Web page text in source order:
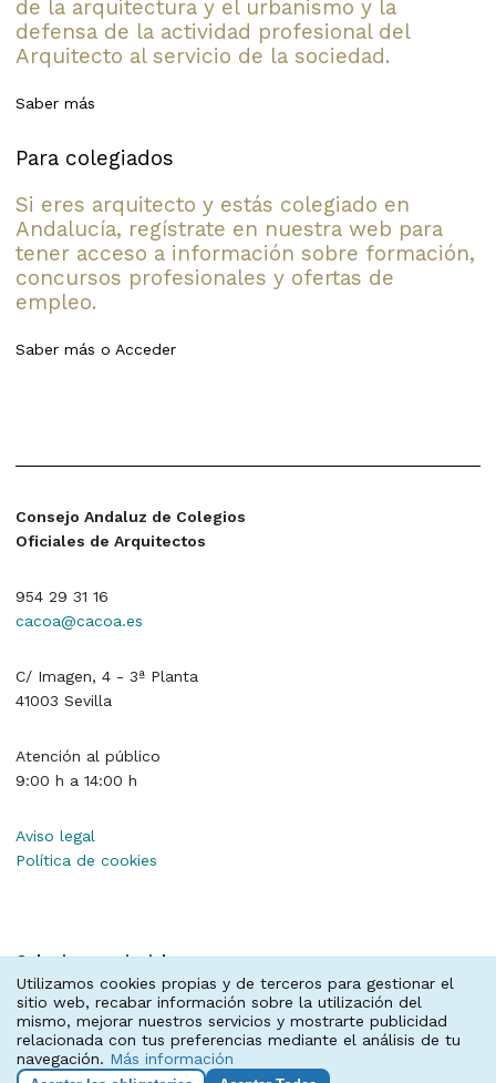
de la arquitectura y el urbanismo y la
defensa de la actividad profesional del
Arquitecto al servicio de la sociedad.
Saber más
Para colegiados
Si eres arquitecto y estás colegiado en
Andalucía, regístrate en nuestra web para
tener acceso a información sobre formación,
concursos profesionales y ofertas de
empleo.
Saber más o Acceder
Consejo Andaluz de Colegios
Oficiales de Arquitectos
954 29 31 16
cacoa@cacoa.es
C/ Imagen, 4 - 3ª Planta
41003 Sevilla
Atención al público
9:00 h a 14:00 h
Aviso legal
Política de cookies
Colegios provinciales
Almería,Cádiz,Córdoba,Granada,Huelva,Jaén,
Málaga,Sevilla
Utilizamos cookies propias y de terceros para gestionar el
sitio web, recabar información sobre la utilización del
mismo, mejorar nuestros servicios y mostrarte publicidad
relacionada con tus preferencias mediante el análisis de tu
navegación. Más información